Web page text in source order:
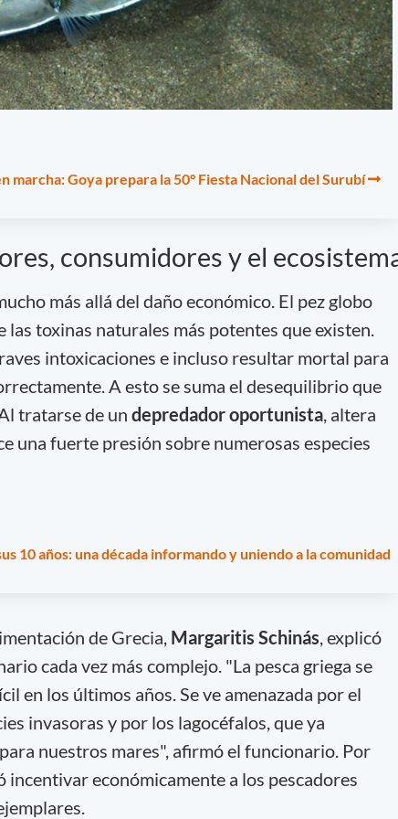
marcha: Goya prepara la 50° Fiesta Nacional del Surubí
consumidores y el
más allá del daño económico. El pez globo
las toxinas naturales más potentes que existen.
intoxicaciones e incluso resultar mortal para
A esto se suma el desequilibrio que
tratarse de un depredador oportunista, altera
una fuerte presión sobre numerosas especies
10 años: una década informando y uniendo a la comunidad
de Grecia, Margaritis Schinás , explicó
cada vez más complejo. "La pesca griega se
en los últimos años. Se ve amenazada por el
invasoras y por los lagocéfalos, que ya
nuestros mares", afirmó el funcionario. Por
incentivar económicamente a los pescadores